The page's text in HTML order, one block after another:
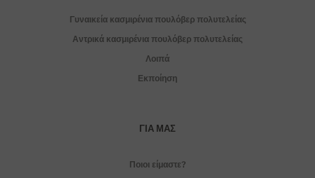
Γυναικεία κασμιρένια πουλόβερ πολυτελείας
Αντρικά κασμιρένια πουλόβερ πολυτελείας
Λοιπά
Εκποίηση
ΓΙΑ ΜΑΣ
Ποιοι είμαστε?